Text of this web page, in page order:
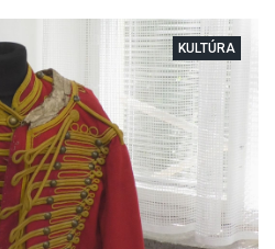
KULTÚRA